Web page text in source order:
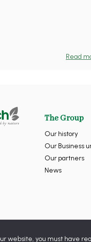
Read
The Group
Our history
Our Business
Our partners
News
website, you must have